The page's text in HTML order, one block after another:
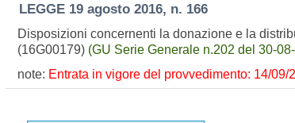
LEGGE 19 agosto 2016, n. 166
Disposizioni concernenti la donazione e la
(16G00179) (GU Serie Generale n.202 del 30-
note: Entrata in vigore del provvedimento: 14/09/